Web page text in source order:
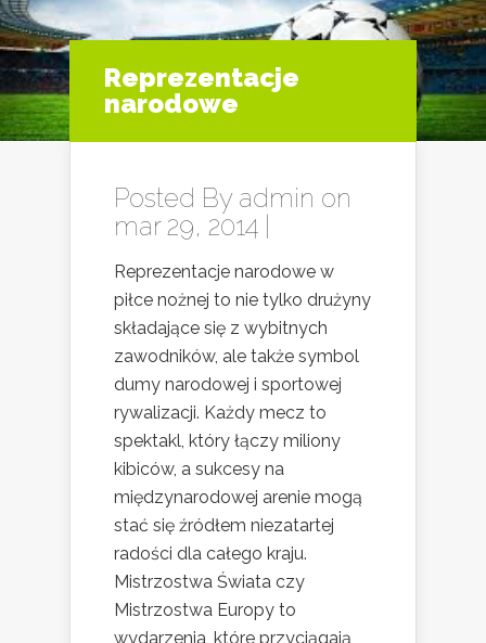
Reprezentacje
narodowe
Posted By admin on
mar 29, 2014 |
Reprezentacje narodowe w
piłce nożnej to nie tylko drużyny
składające się z wybitnych
zawodników, ale także symbol
dumy narodowej i sportowej
rywalizacji. Każdy mecz to
spektakl, który łączy miliony
kibiców, a sukcesy na
międzynarodowej arenie mogą
stać się źródłem niezatartej
radości dla całego kraju.
Mistrzostwa Świata czy
Mistrzostwa Europy to
wydarzenia, które przyciągają